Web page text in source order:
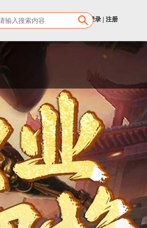
客服 登录 注册